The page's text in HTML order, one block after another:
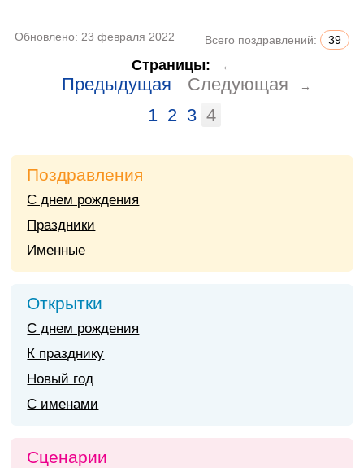
Обновлено: 23 февраля 2022 Всего поздравлений: 39
Страницы: ←
Предыдущая Следующая →
1 2 3 4
Поздравления
С днем рождения
Праздники
Именные
Открытки
С днем рождения
К празднику
Новый год
С именами
Сценарии